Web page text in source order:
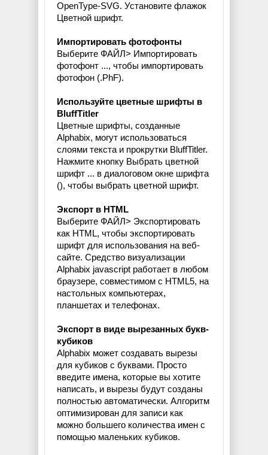
OpenType-SVG. Установите флажок
Цветной шрифт.
Импортировать фотофонты
Выберите ФАЙЛ> Импортировать
фотофонт ..., чтобы импортировать
фотофон (.PhF).
Используйте цветные шрифты в
BluffTitler
Цветные шрифты, созданные
Alphabix, могут использоваться
слоями текста и прокрутки BluffTitler.
Нажмите кнопку Выбрать цветной
шрифт ... в диалоговом окне шрифта
(), чтобы выбрать цветной шрифт.
Экспорт в HTML
Выберите ФАЙЛ> Экспортировать
как HTML, чтобы экспортировать
шрифт для использования на веб-
сайте. Средство визуализации
Alphabix javascript работает в любом
браузере, совместимом с HTML5, на
настольных компьютерах,
планшетах и телефонах.
Экспорт в виде вырезанных букв-
кубиков
Alphabix может создавать вырезы
для кубиков с буквами. Просто
введите имена, которые вы хотите
написать, и вырезы будут созданы
полностью автоматически. Алгоритм
оптимизирован для записи как
можно большего количества имен с
помощью маленьких кубиков.